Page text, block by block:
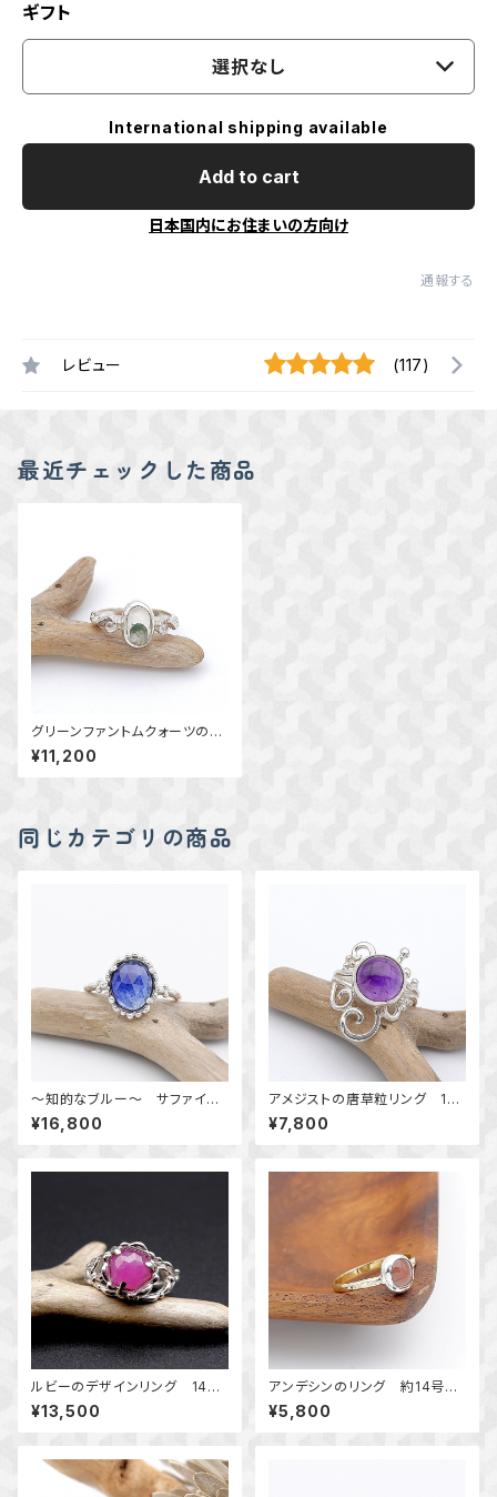
ギフト
選択なし
International shipping available
Add to cart
日本国内にお住まいの方向け
通報する
レビュー (117)
最近チェックした商品
グリーンファントムクォーツの唐
草リング 14号 ～風景を閉じ
込めて～ 天然石アクセサリ
ー 一点物
¥11,200
同じカテゴリの商品
～知的なブルー～ サファイア
の粒飾りリング 約14号 天然
石アクセサリー 一点物 mac
ari
¥16,800
アメジストの唐草粒リング 14
号 ～高貴な紫～ 天然石
アクセサリー 指輪 一点物ア
クセサリー
¥7,800
ルビーのデザインリング 14
号 ～落ち着いた大人の輝き
～ 天然石アクセサリー 指
輪 一点物
¥13,500
アンデシンのリング 約14号
～揺らめく色彩～ 天然石アク
セサリー 指輪 一点物
¥5,800